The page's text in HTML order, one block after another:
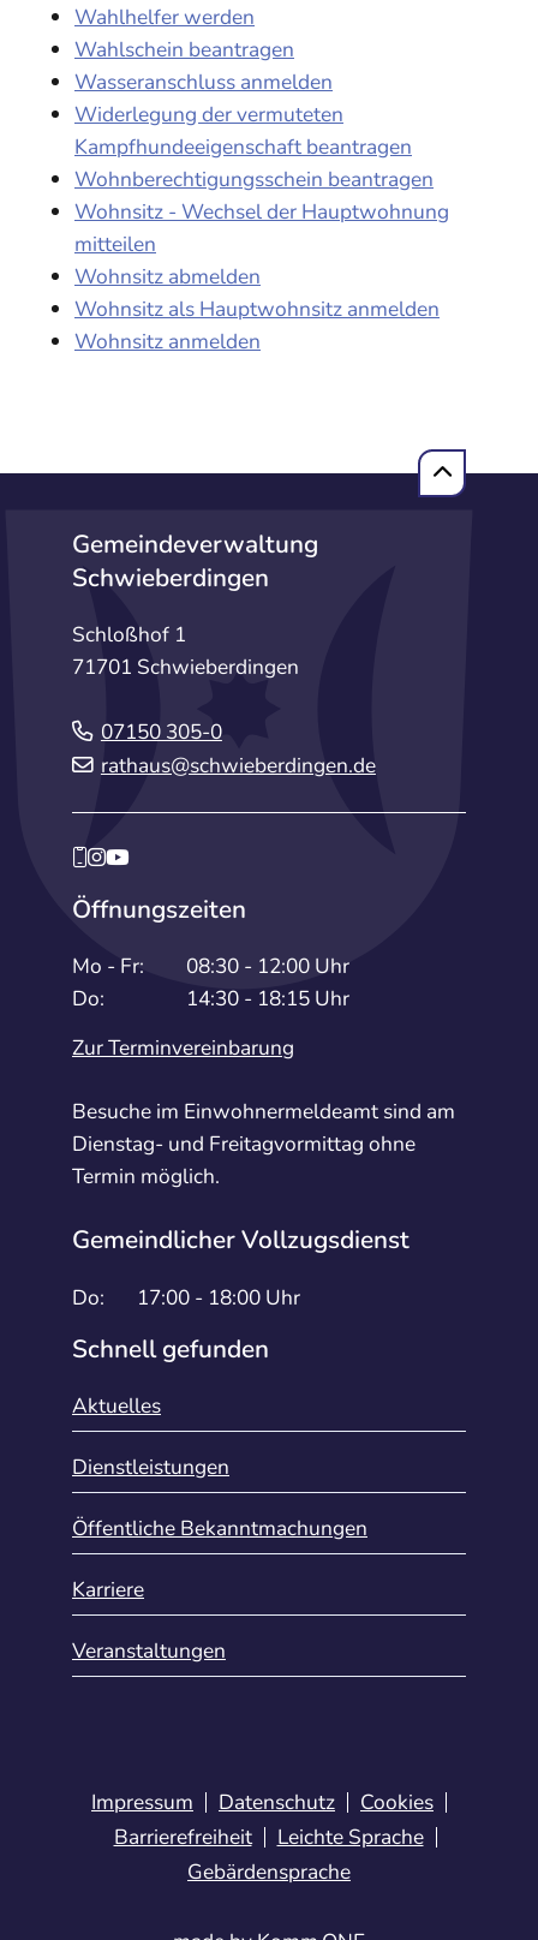
Wahlhelfer werden
Wahlschein beantragen
Wasseranschluss anmelden
Widerlegung der vermuteten
Kampfhundeeigenschaft beantragen
Wohnberechtigungsschein beantragen
Wohnsitz - Wechsel der Hauptwohnung
mitteilen
Wohnsitz abmelden
Wohnsitz als Hauptwohnsitz anmelden
Wohnsitz anmelden
Gemeindeverwaltung
Schwieberdingen
Schloßhof 1
71701 Schwieberdingen
07150 305-0
rathaus@schwieberdingen.de
Öffnungszeiten
Mo - Fr:
08:30 - 12:00 Uhr
Do:
14:30 - 18:15 Uhr
Zur Terminvereinbarung
Besuche im Einwohnermeldeamt sind am
Dienstag- und Freitagvormittag ohne
Termin möglich.
Gemeindlicher Vollzugsdienst
Do: 17:00 - 18:00 Uhr
Schnell gefunden
Aktuelles
Dienstleistungen
Öffentliche Bekanntmachungen
Karriere
Veranstaltungen
Impressum Datenschutz
Cookies
Barrierefreiheit
Leichte Sprache
Gebärdensprache